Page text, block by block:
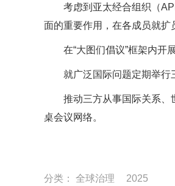
考虑到亚太经合组织（
面的重要作用，在各成员就扩
在“大图们倡议”框架内开
就广泛国际问题定期举行
推动三方从事国际关系、
桌会议网络。
分类： 全球治理 2025